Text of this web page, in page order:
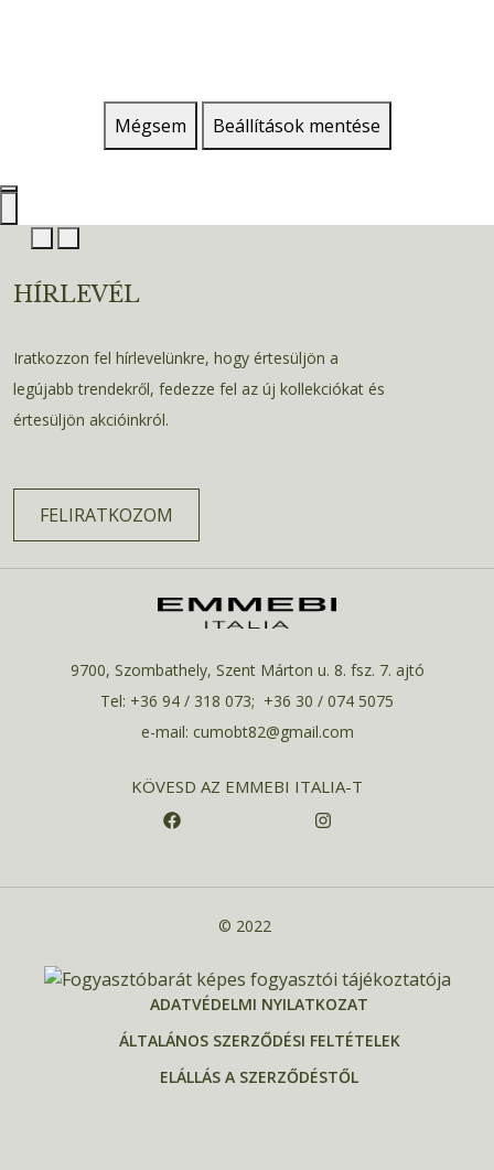
Mégsem Beállítások mentése
HÍRLEVÉL
Iratkozzon fel hírlevelünkre, hogy értesüljön a
legújabb trendekről, fedezze fel az új kollekciókat és
értesüljön akcióinkról.
FELIRATKOZOM
9700, Szombathely, Szent Márton u. 8. fsz. 7. ajtó
Tel: +36 94 / 318 073; +36 30 / 074 5075
e-mail: cumobt82@gmail.com
KÖVESD AZ EMMEBI ITALIA-T
© 2022
ADATVÉDELMI NYILATKOZAT
ÁLTALÁNOS SZERZŐDÉSI FELTÉTELEK
ELÁLLÁS A SZERZŐDÉSTŐL